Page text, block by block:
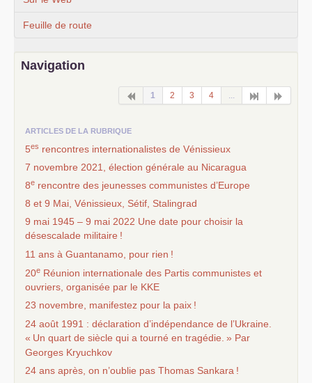
Feuille de route
Navigation
1 2 3 4 ...
ARTICLES DE LA RUBRIQUE
5es rencontres internationalistes de Vénissieux
7 novembre 2021, élection générale au Nicaragua
8e rencontre des jeunesses communistes d’Europe
8 et 9 Mai, Vénissieux, Sétif, Stalingrad
9 mai 1945 – 9 mai 2022 Une date pour choisir la
désescalade militaire !
11 ans à Guantanamo, pour rien !
20e Réunion internationale des Partis communistes et
ouvriers, organisée par le KKE
23 novembre, manifestez pour la paix !
24 août 1991 : déclaration d’indépendance de l’Ukraine.
« Un quart de siècle qui a tourné en tragédie. » Par
Georges Kryuchkov
24 ans après, on n’oublie pas Thomas Sankara !